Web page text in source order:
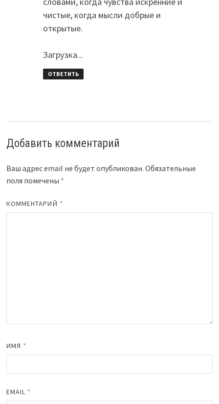
чистые, когда мысли добрые и
открытые.
Загрузка...
ОТВЕТИТЬ
Добавить комментарий
Ваш адрес email не будет опубликован. Обязательные
поля помечены *
КОММЕНТАРИЙ *
ИМЯ *
EMAIL *